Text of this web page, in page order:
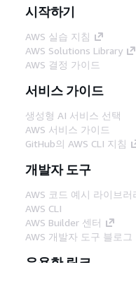
시작하기
AWS 실습 지침
AWS Solutions Library
AWS 결정 가이드
서비스 가이드
생성형 AI 서비스 선택
AWS 서비스 가이드
GitHub의 AWS CLI 지침
개발자 도구
AWS 코드 예시 라이브러
AWS CLI
AWS Builder 센터
AWS 개발자 도구 블로그
유용한 링크